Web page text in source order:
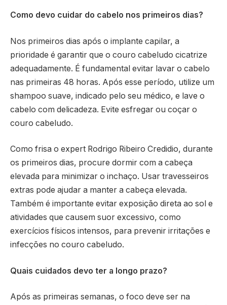
Como devo cuidar do cabelo nos primeiros dias?
Nos primeiros dias após o implante capilar, a
prioridade é garantir que o couro cabeludo cicatrize
adequadamente. É fundamental evitar lavar o cabelo
nas primeiras 48 horas. Após esse período, utilize um
shampoo suave, indicado pelo seu médico, e lave o
cabelo com delicadeza. Evite esfregar ou coçar o
couro cabeludo.
Como frisa o expert Rodrigo Ribeiro Credidio, durante
os primeiros dias, procure dormir com a cabeça
elevada para minimizar o inchaço. Usar travesseiros
extras pode ajudar a manter a cabeça elevada.
Também é importante evitar exposição direta ao sol e
atividades que causem suor excessivo, como
exercícios físicos intensos, para prevenir irritações e
infecções no couro cabeludo.
Quais cuidados devo ter a longo prazo?
Após as primeiras semanas, o foco deve ser na